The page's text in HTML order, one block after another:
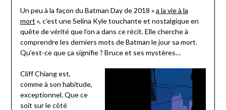
Un peu à la façon du Batman Day de 2018 «a la vie à la
mort », c’est une Selina Kyle touchante et nostalgique en
quête de vérité que l’on a dans ce récit. Elle cherche à
comprendre les derniers mots de Batman le jour sa mort.
Qu’est-ce que ça signifie ? Bruce et ses mystères…
Cliff Chiang est,
comme à son habitude,
exceptionnel. Que ce
soit sur le côté